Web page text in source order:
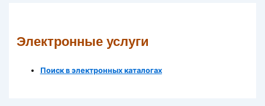
Электронные услуги
Поиск в электронных каталогах